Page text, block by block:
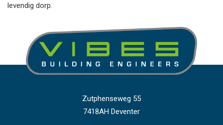
levendig dorp.
Zutphenseweg 55
7418AH Deventer